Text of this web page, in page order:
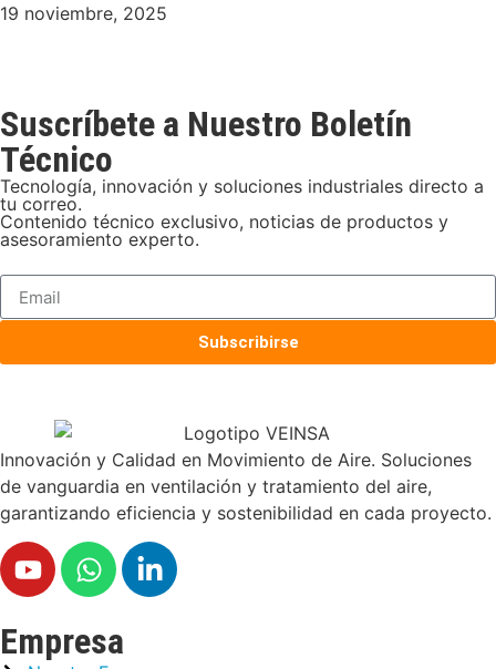
19 noviembre, 2025
Suscríbete a Nuestro Boletín
Técnico
Tecnología, innovación y soluciones industriales directo a
tu correo.
Contenido técnico exclusivo, noticias de productos y
asesoramiento experto.
Subscribirse
Innovación y Calidad en Movimiento de Aire. Soluciones
de vanguardia en ventilación y tratamiento del aire,
garantizando eficiencia y sostenibilidad en cada proyecto.
Empresa